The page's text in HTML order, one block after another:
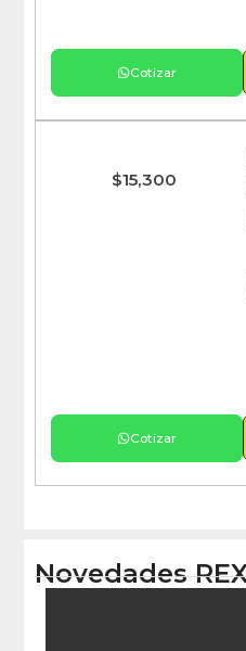
Cotizar
$15,300
Cotizar
Novedades